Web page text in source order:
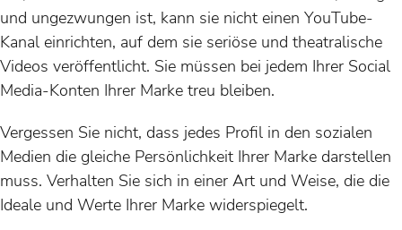
und ungezwungen ist, kann sie nicht einen YouTube-
Kanal einrichten, auf dem sie seriöse und theatralische
Videos veröffentlicht. Sie müssen bei jedem Ihrer Social
Media-Konten Ihrer Marke treu bleiben.
Vergessen Sie nicht, dass jedes Profil in den sozialen
Medien die gleiche Persönlichkeit Ihrer Marke darstellen
muss. Verhalten Sie sich in einer Art und Weise, die die
Ideale und Werte Ihrer Marke widerspiegelt.